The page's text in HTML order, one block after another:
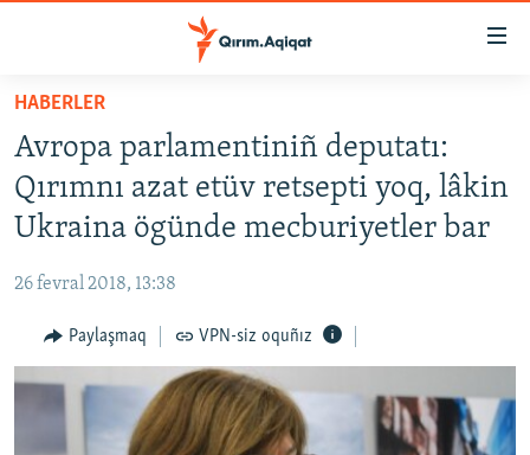
Esas
qaytmaq
Baş
navigatsiyağa
qaytmaq
Qıdıruvğa
SİYASET
İQTİSADİYAT
MEDENİYET
İNSAN AQLARI
VİDEO
HABERLER
Avropa parlamentiniñ deputatı:
Qırımnı azat etüv retsepti yoq, lâkin
Ukraina ögünde mecburiyetler bar
26 fevral 2018, 13:38
Paylaşmaq VPN-siz oquñız